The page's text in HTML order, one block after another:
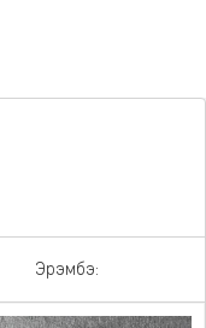
Эрэмбэ: